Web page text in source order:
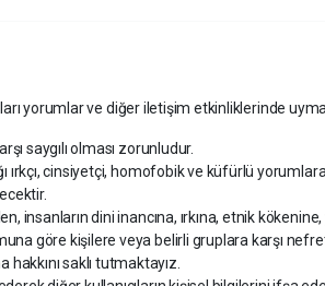
yorumlar ve diğer iletişim etkinliklerinde
saygılı olması zorunludur.
ırkçı, cinsiyetçi, homofobik ve küfürlü
insanların dini inancına, ırkına, etnik
göre kişilere veya belirli gruplara karşı
saklı tutmaktayız.